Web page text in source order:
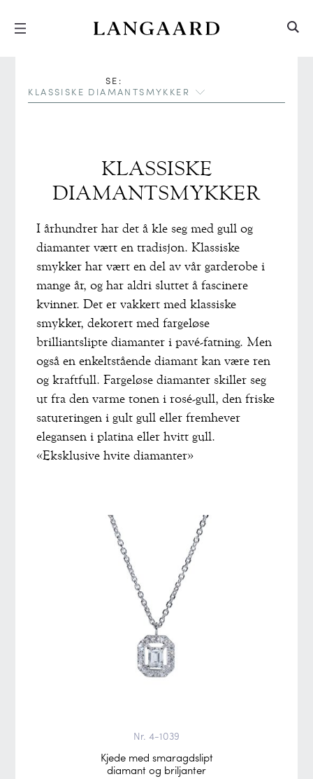
SE:
KLASSISKE DIAMANTSMYKKER
KLASSISKE
DIAMANTSMYKKER
I århundrer har det å kle seg med gull og
diamanter vært en tradisjon. Klassiske
smykker har vært en del av vår garderobe i
mange år, og har aldri sluttet å fascinere
kvinner. Det er vakkert med klassiske
smykker, dekorert med fargeløse
brilliantslipte diamanter i pavé-fatning. Men
også en enkeltstående diamant kan være ren
og kraftfull. Fargeløse diamanter skiller seg
ut fra den varme tonen i rosé-gull, den friske
satureringen i gult gull eller fremhever
elegansen i platina eller hvitt gull.
«Eksklusive hvite diamanter»
Nr. 4-1039
Kjede med smaragdslipt
diamant og briljanter